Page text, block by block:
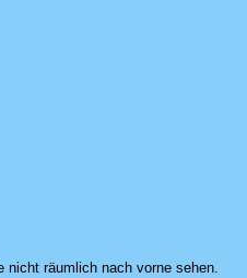
räumlich nach vorne sehen.